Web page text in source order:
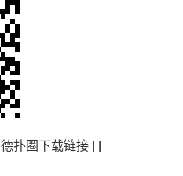
德扑圈下载链接